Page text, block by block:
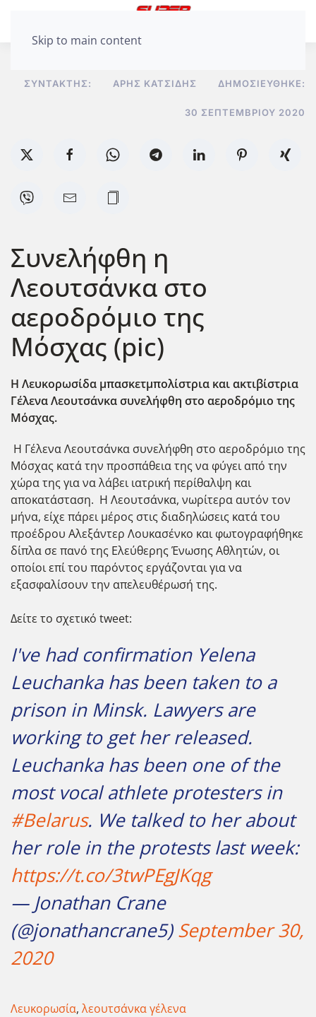
Skip to main content
ΣΥΝΤΆΚΤΗΣ: ΆΡΗΣ ΚΑΤΣΊΔΗΣ ΔΗΜΟΣΙΕΎΘΗΚΕ:
30 ΣΕΠΤΕΜΒΡΊΟΥ 2020
Συνελήφθη η
Λεουτσάνκα στο
αεροδρόμιο της
Μόσχας (pic)
Η Λευκορωσίδα μπασκετμπολίστρια και ακτιβίστρια
Γέλενα Λεουτσάνκα συνελήφθη στο αεροδρόμιο της
Μόσχας.
Η Γέλενα Λεουτσάνκα συνελήφθη στο αεροδρόμιο της
Μόσχας κατά την προσπάθεια της να φύγει από την
χώρα της για να λάβει ιατρική περίθαλψη και
αποκατάσταση. Η Λεουτσάνκα, νωρίτερα αυτόν τον
μήνα, είχε πάρει μέρος στις διαδηλώσεις κατά του
προέδρου Αλεξάντερ Λουκασένκο και φωτογραφήθηκε
δίπλα σε πανό της Ελεύθερης Ένωσης Αθλητών, οι
οποίοι επί του παρόντος εργάζονται για να
εξασφαλίσουν την απελευθέρωσή της.
Δείτε το σχετικό tweet:
I've had confirmation Yelena
Leuchanka has been taken to a
prison in Minsk. Lawyers are
working to get her released.
Leuchanka has been one of the
most vocal athlete protesters in
#Belarus. We talked to her about
her role in the protests last week:
https://t.co/3twPEgJKqg
— Jonathan Crane
(@jonathancrane5)September 30,
2020
Λευκορωσία, λεουτσάνκα γέλενα